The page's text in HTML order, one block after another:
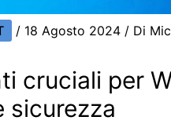
/ 18 Agosto 2024 / Di
cruciali per
sicurezza